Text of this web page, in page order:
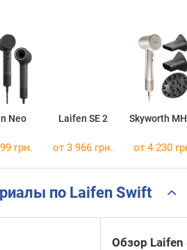
Neo Laifen SE 2 Skyworth
грн. от 3 966 грн. от 4 230
по Laifen Swift
Обзор Laifen